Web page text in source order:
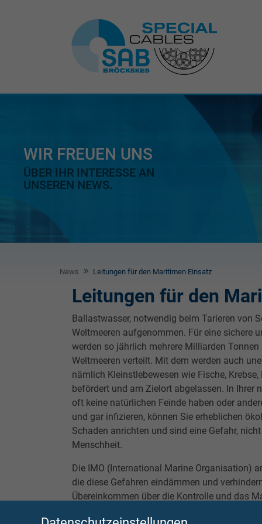
WIR FREUEN UNS
ÜBER IHR INTERESSE AN
UNSEREN NEWS.
News Leitungen für den Maritimen Einsatz
Leitungen für den
Ballastwasser, notwendig beim Tarieren von
Weltmeeren aufgenommen. Für eine sichere
werden so jährlich mehrere Milliarden
Weltmeeren verteilt. Mit dem werden auch
nämlich Kleinstlebewesen wie Fische,
befördert und am Zielort abgelassen. In Ihrer
oft keine natürlichen Feinde haben oder
und gar infizieren, können Sie erheblichen
Schaden anrichten und sind eine Gefahr,
Menschheit.
Die IMO (International Marine Organisation)
die diese Gefahren eindämmen und
Übereinkommen über die Kontrolle und das